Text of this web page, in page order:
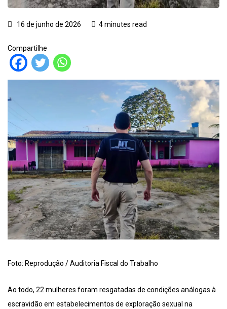
16 de junho de 2026 4 minutes read
Compartilhe
Foto: Reprodução / Auditoria Fiscal do Trabalho
Ao todo, 22 mulheres foram resgatadas de condições análogas à
escravidão em estabelecimentos de exploração sexual na